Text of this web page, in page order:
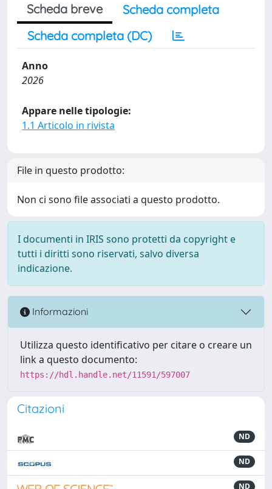
Scheda breve
Scheda completa
Scheda completa (DC)
Anno
2026
Appare nelle tipologie:
1.1 Articolo in rivista
File in questo prodotto:
Non ci sono file associati a questo prodotto.
I documenti in IRIS sono protetti da copyright e
tutti i diritti sono riservati, salvo diversa
indicazione.
Informazioni
Utilizza questo identificativo per citare o creare un
link a questo documento:
https://hdl.handle.net/11591/597007
Citazioni
ND
ND
ND